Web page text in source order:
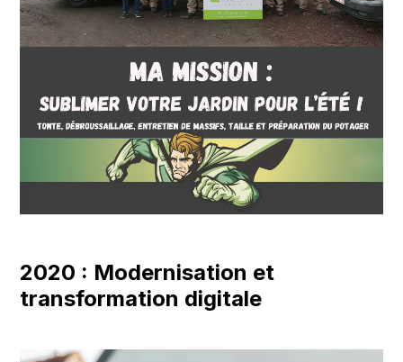
2020 : Modernisation et
transformation digitale